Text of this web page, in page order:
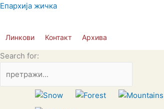
Пређи
Епархија жичка
Линкови Контакт Архива
Search for: